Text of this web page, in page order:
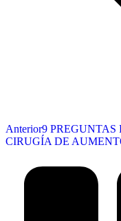
AnteriorPublicación
anterior:
9 PREGUNTAS
CIRUGÍA DE